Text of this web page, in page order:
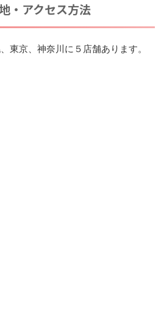
・アクセス方法
東京、神奈川に５店舗あります。